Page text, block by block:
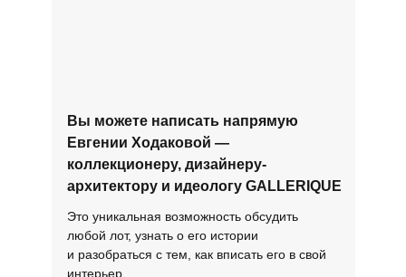
Это уникальная возможность обсудить
любой лот, узнать о его истории
и разобраться с тем, как вписать его в свой
интерьер.
Вы можете написать напрямую
Евгении Ходаковой —
коллекционеру, дизайнеру-
архитектору и идеологу GALLERIQUE